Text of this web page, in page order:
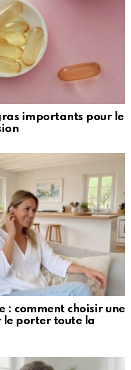
importants pour le
comment choisir une
porter toute la